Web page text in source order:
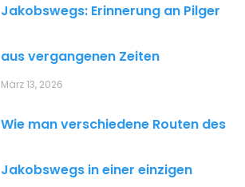
Jakobswegs: Erinnerung an Pilger
aus vergangenen Zeiten
März 13, 2026
Wie man verschiedene Routen des
Jakobswegs in einer einzigen